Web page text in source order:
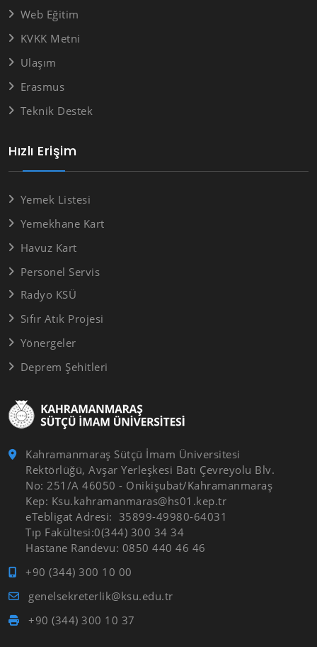
Kahramanmaraş Sütçü İmam Üniversitesi
Rektörlüğü, Avşar Yerleşkesi Batı Çevreyolu Blv.
No: 251/A 46050 - Onikişubat/Kahramanmaraş
Kep: Ksu.kahramanmaras@hs01.kep.tr
eTebligat Adresi: 35899-49980-64031
Tıp Fakültesi:0(344) 300 34 34
Hastane Randevu: 0850 440 46 46
+90 (344) 300 10 00
genelsekreterlik@ksu.edu.tr
+90 (344) 300 10 37
Hızlı Erişim
Yemek Listesi
Yemekhane Kart
Havuz Kart
Personel Servis
Radyo KSÜ
Sıfır Atık Projesi
Yönergeler
Deprem Şehitleri
Web Eğitim
KVKK Metni
Ulaşım
Erasmus
Teknik Destek